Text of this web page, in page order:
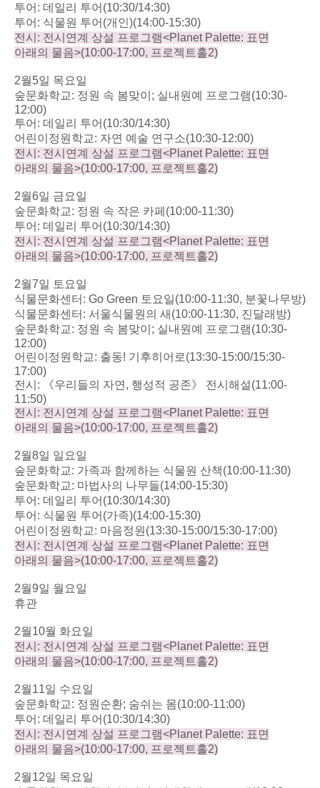
투어 : 데일리 투어 (10:30/14:30)
투어 : 식물원 투어 (개인 )(14:00-15:30)
전시 : 전시연계 상설 프로그램<Planet Palette: 표면
아래의 물음>(10:00-17:00, 프로젝트홀2)
2월5일 목요일
숲문화학교: 정원 속 봄맞이 ; 실내원예 프로그램(10:30-
12:00)
투어 : 데일리 투어 (10:30/14:30)
어린이정원학교: 자연 예술 연구소(10:30-12:00)
전시 : 전시연계 상설 프로그램<Planet Palette: 표면
아래의 물음>(10:00-17:00, 프로젝트홀2)
2월6일 금요일
숲문화학교: 정원 속 작은 카페 (10:00-11:30)
투어 : 데일리 투어 (10:30/14:30)
전시 : 전시연계 상설 프로그램<Planet Palette: 표면
아래의 물음>(10:00-17:00, 프로젝트홀2)
2월7일 토요일
식물문화센터 : Go Green 토요일(10:00-11:30, 분꽃나무방)
식물문화센터 : 서울식물원의 새 (10:00-11:30, 진달래방)
숲문화학교: 정원 속 봄맞이 ; 실내원예 프로그램(10:30-
12:00)
어린이정원학교: 출동! 기후히어로(13:30-15:00/15:30-
17:00)
전시 : 《우리들의 자연 , 행성적 공존》 전시해설(11:00-
11:50)
전시 : 전시연계 상설 프로그램<Planet Palette: 표면
아래의 물음>(10:00-17:00, 프로젝트홀2)
2월8일 일요일
숲문화학교: 가족과 함께하는 식물원 산책(10:00-11:30)
숲문화학교: 마법사의 나무들(14:00-15:30)
투어 : 데일리 투어 (10:30/14:30)
투어 : 식물원 투어 (가족)(14:00-15:30)
어린이정원학교: 마음정원 (13:30-15:00/15:30-17:00)
전시 : 전시연계 상설 프로그램<Planet Palette: 표면
아래의 물음>(10:00-17:00, 프로젝트홀2)
2월9일 월요일
휴관
2월10월 화요일
전시 : 전시연계 상설 프로그램<Planet Palette: 표면
아래의 물음>(10:00-17:00, 프로젝트홀2)
2월11일 수요일
숲문화학교: 정원순환; 숨쉬는 몸(10:00-11:00)
투어 : 데일리 투어 (10:30/14:30)
전시 : 전시연계 상설 프로그램<Planet Palette: 표면
아래의 물음>(10:00-17:00, 프로젝트홀2)
2월12일 목요일